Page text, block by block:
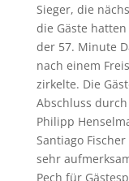
Sieger, die
die Gäste
der 57. Minute
nach einem
zirkelte. Die
Abschluss
Philipp
Santiago
sehr
Pech für